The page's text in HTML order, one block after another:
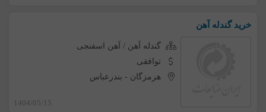
خرید گندله آهن
گندله آهن / آهن اسفنجی
توافقی
هرمزگان - بندرعباس
1404/05/15